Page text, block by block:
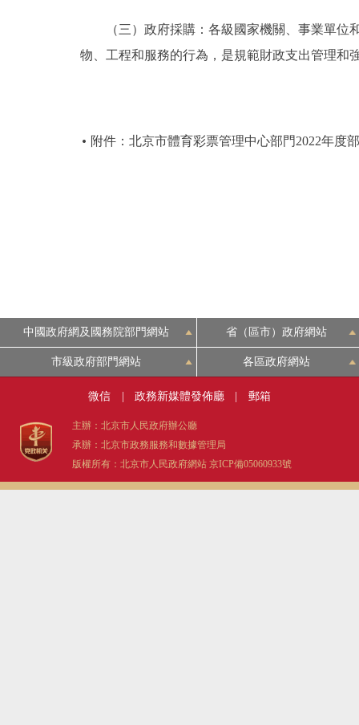
（三）政府採購：各級國家機關、事業單位和
物、工程和服務的行為，是規範財政支出管理和
附件：北京市體育彩票管理中心部門2022年度
中國政府網及國務院部門網站 省（區市）政府網站
市級政府部門網站 各區政府網站
微信 政務新媒體發佈廳 郵箱
主辦：北京市人民政府辦公廳
承辦：北京市政務服務和數據管理局
版權所有：北京市人民政府網站 京ICP備05060933號